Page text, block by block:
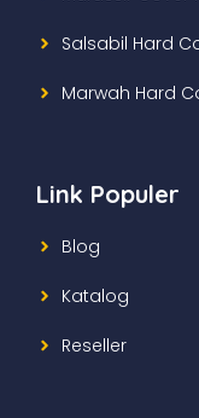
Salsabil Hard
Marwah Hard
Link Populer
Blog
Katalog
Reseller